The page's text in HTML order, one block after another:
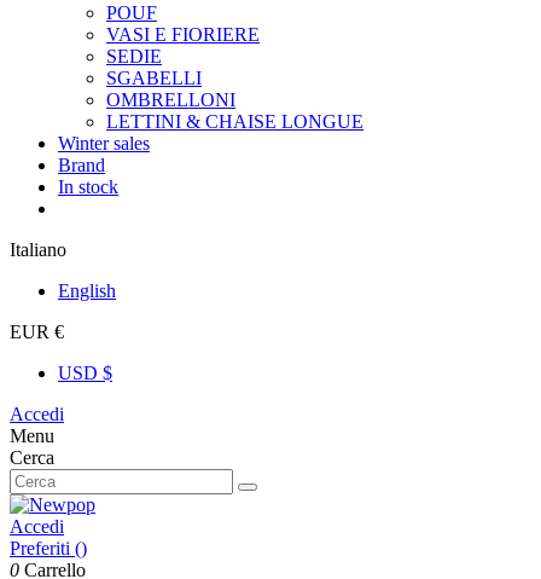
POUF
VASI E FIORIERE
SEDIE
SGABELLI
OMBRELLONI
LETTINI & CHAISE LONGUE
Winter sales
Brand
In stock
Italiano
English
EUR €
USD $
Accedi
Menu
Cerca
Accedi
Preferiti ()
0 Carrello